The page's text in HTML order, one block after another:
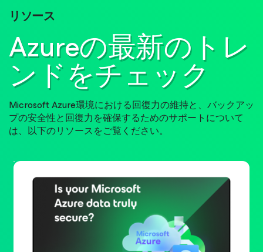
リソース
Azureの最新のトレ
ンドをチェック
Microsoft Azure環境における回復力の維持と、バックアッ
プの安全性と回復力を確保するためのサポートについて
は、以下のリソースをご覧ください。